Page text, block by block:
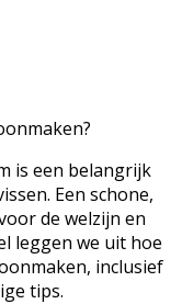
is een belangrijk
Een schone,
de welzijn en
leggen we uit hoe
inclusief
tips.